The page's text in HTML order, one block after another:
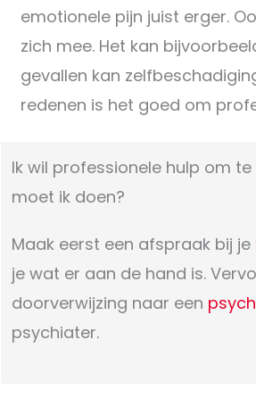
emotionele pijn juist erger.
zich mee. Het kan
gevallen kan
redenen is het goed om
Ik wil professionele hulp om
moet ik doen?
Maak eerst een afspraak bij je
je wat er aan de hand is.
doorverwijzing naar een
psychiater.